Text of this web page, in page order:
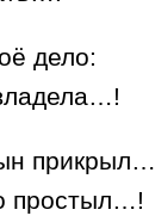
дело:
прикрыл…
простыл…!